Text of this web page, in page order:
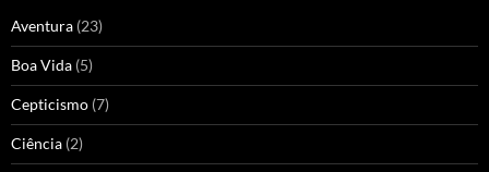
Aventura (23)
Boa Vida (5)
Cepticismo (7)
Ciência (2)